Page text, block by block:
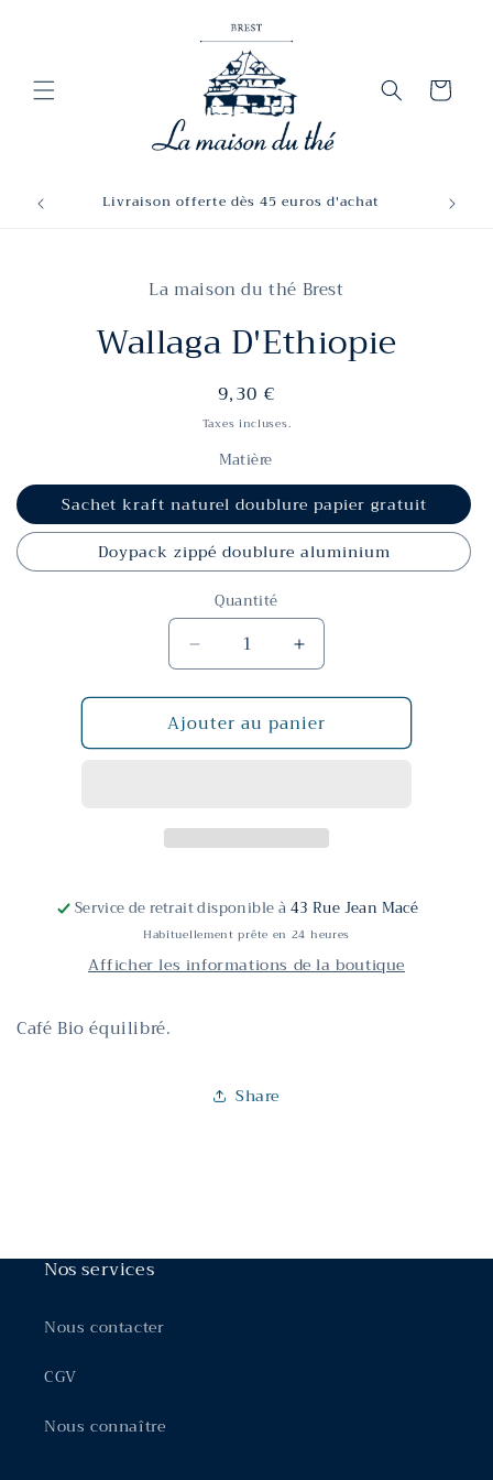
Panier
Livraison offerte dès 45 euros d'achat
La maison du thé Brest
Wallaga D'Ethiopie
Prix
habituel
9,30 €
Taxes incluses.
Matière
Sachet kraft naturel doublure papier gratuit
Doypack zippé doublure aluminium
Quantité
Réduire
la
quantité
de
Wallaga
Augmenter
la
quantité
de
Wallaga
Ajouter au panier
Service de retrait disponible à43 Rue Jean Macé
Habituellement prête en 24 heures
Afficher les informations de la boutique
Café Bio équilibré.
Share
Nos services
Nous contacter
CGV
Nous connaître